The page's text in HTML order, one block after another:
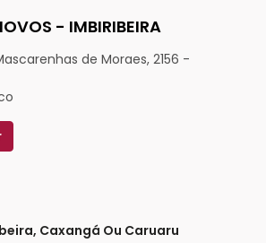
- IMBIRIBEIRA
de Moraes, 2156 -
Caxangá Ou Caruaru